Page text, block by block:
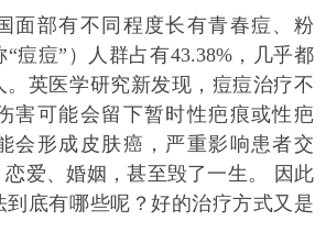
面部有不同程度长有青春痘、粉
痘痘”）人群占有43.38%，几乎都
。英医学研究新发现，痘痘治疗不
害可能会留下暂时性疤痕或性疤
会形成皮肤癌，严重影响患者交
爱、婚姻，甚至毁了一生。 因此
到底有哪些呢？好的治疗方式又是